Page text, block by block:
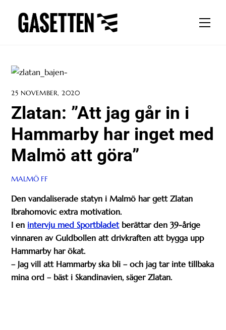
content
25 NOVEMBER, 2020
Zlatan: ”Att jag går in i
Hammarby har inget med
Malmö att göra”
MALMÖ FF
Den vandaliserade statyn i Malmö har gett Zlatan
Ibrahomovic extra motivation.
I en intervju med Sportbladetberättar den 39-årige
vinnaren av Guldbollen att drivkraften att bygga upp
Hammarby har ökat.
– Jag vill att Hammarby ska bli – och jag tar inte tillbaka
mina ord – bäst i Skandinavien, säger Zlatan.